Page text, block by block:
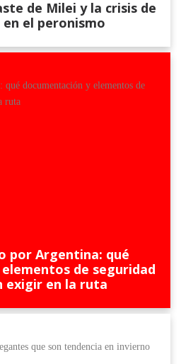
de Milei y la crisis de
el peronismo
por Argentina: qué
de seguridad
exigir en la ruta